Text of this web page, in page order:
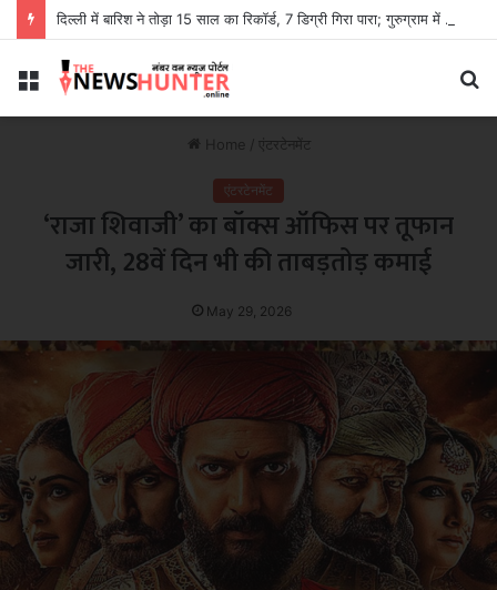
दिल्ली में बारिश ने तोड़ा 15 साल का रिकॉर्ड, 7 डिग्री गिरा पारा; गुरुग्राम में आज रेड अलर्ट
Menu
Home / एंटरटेनमेंट
एंटरटेनमेंट
‘राजा शिवाजी’ का बॉक्स ऑफिस पर तूफान
जारी, 28वें दिन भी की ताबड़तोड़ कमाई
May 29, 2026